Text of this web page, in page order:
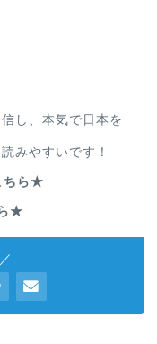
し、本気で日本を
みやすいです！
ちら★
★